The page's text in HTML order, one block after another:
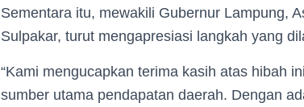
Sementara itu, mewakili Gubernur Lampung,
Sulpakar, turut mengapresiasi langkah yang
“Kami mengucapkan terima kasih atas hibah
sumber utama pendapatan daerah. Dengan